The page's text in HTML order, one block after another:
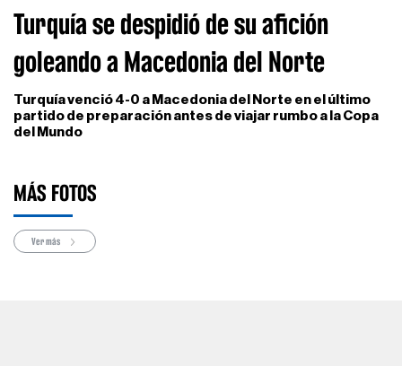
Turquía se despidió de su afición
goleando a Macedonia del Norte
Turquía venció 4-0 a Macedonia del Norte en el último
partido de preparación antes de viajar rumbo a la Copa
del Mundo
MÁS FOTOS
Ver más